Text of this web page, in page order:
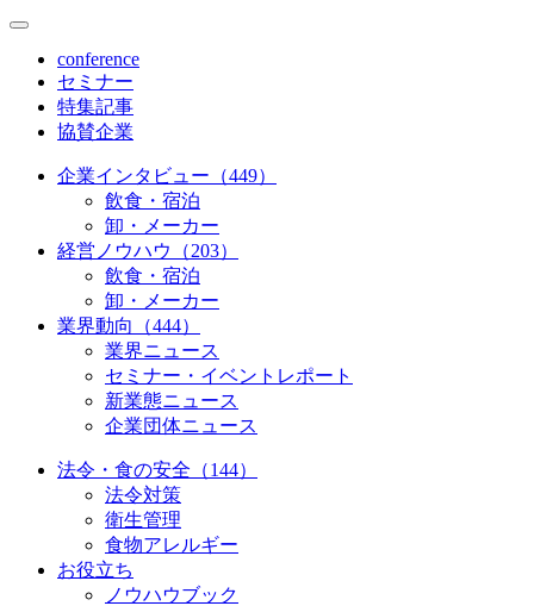
conference
セミナー
特集記事
協賛企業
企業インタビュー（449）
飲食・宿泊
卸・メーカー
経営ノウハウ（203）
飲食・宿泊
卸・メーカー
業界動向（444）
業界ニュース
セミナー・イベントレポート
新業態ニュース
企業団体ニュース
法令・食の安全（144）
法令対策
衛生管理
食物アレルギー
お役立ち
ノウハウブック